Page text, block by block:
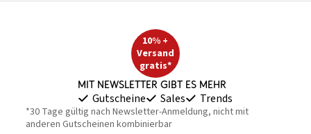
10% +
Versand
gratis*
Mit Newsletter gibt es mehr
Gutscheine Sales Trends
*30 Tage gültig nach Newsletter-Anmeldung, nicht mit
anderen Gutscheinen kombinierbar